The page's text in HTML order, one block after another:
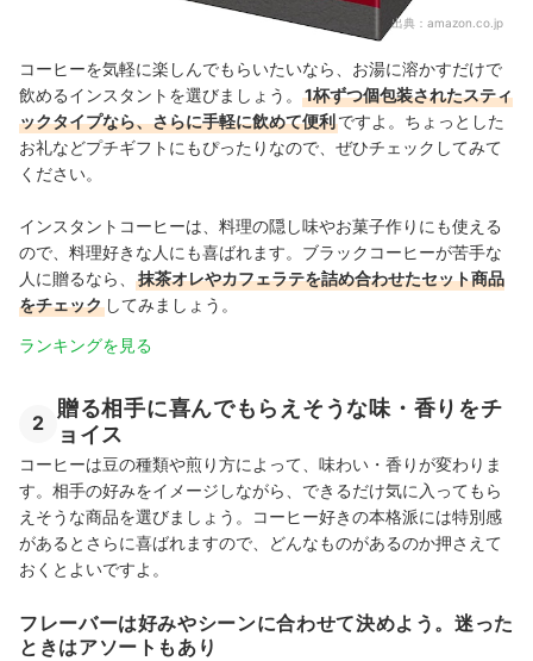
出典： amazon.co.jp
コーヒーを気軽に楽しんでもらいたいなら、お湯に溶かすだけで
飲めるインスタントを選びましょう。
1杯ずつ個包装されたスティ
ックタイプなら、さらに手軽に飲めて便利ですよ 。ちょっとした
お礼などプチギフトにもぴったりなので、ぜひチェックしてみて
ください。
インスタントコーヒーは、料理の隠し味やお菓子作りにも使える
ので、料理好きな人にも喜ばれます。ブラックコーヒーが苦手な
人に贈るなら、
抹茶オレやカフェラテを詰め合わせたセット商品
をチェック してみましょう。
ランキングを見る
2
贈る相手に喜んでもらえそうな味・香りをチ
ョイス
コーヒーは豆の種類や煎り方によって、味わい・香りが変わりま
す。相手の好みをイメージしながら、できるだけ気に入ってもら
えそうな商品を選びましょう。コーヒー好きの本格派には特別感
があるとさらに喜ばれますので、どんなものがあるのか押さえて
おくとよいですよ。
フレーバーは好みやシーンに合わせて決めよう。迷った
ときはアソートもあり